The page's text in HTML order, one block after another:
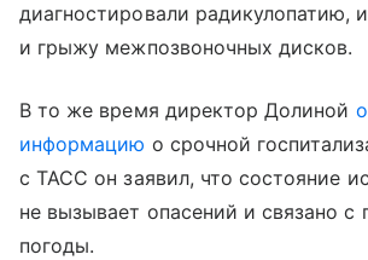
диагностировали радикулопатию,
и грыжу межпозвоночных дисков.
В то же время директор Долиной
информацию о срочной
с ТАСС он заявил, что состояние
не вызывает опасений и связано с
погоды.